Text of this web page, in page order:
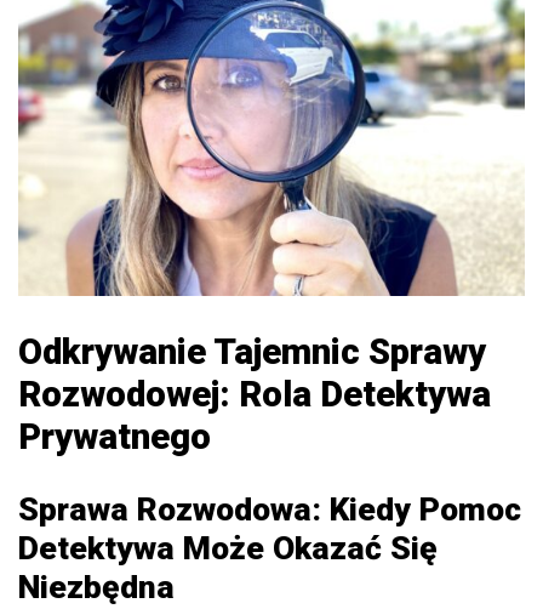
Odkrywanie Tajemnic Sprawy
Rozwodowej: Rola Detektywa
Prywatnego
Sprawa Rozwodowa: Kiedy Pomoc
Detektywa Może Okazać Się
Niezbędna